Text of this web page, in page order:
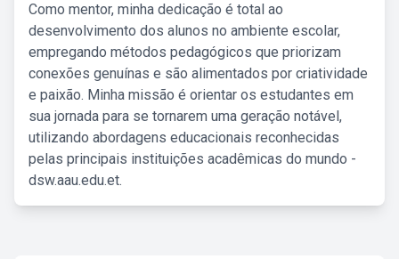
Como mentor, minha dedicação é total ao
desenvolvimento dos alunos no ambiente escolar,
empregando métodos pedagógicos que priorizam
conexões genuínas e são alimentados por criatividade
e paixão. Minha missão é orientar os estudantes em
sua jornada para se tornarem uma geração notável,
utilizando abordagens educacionais reconhecidas
pelas principais instituições acadêmicas do mundo -
dsw.aau.edu.et.